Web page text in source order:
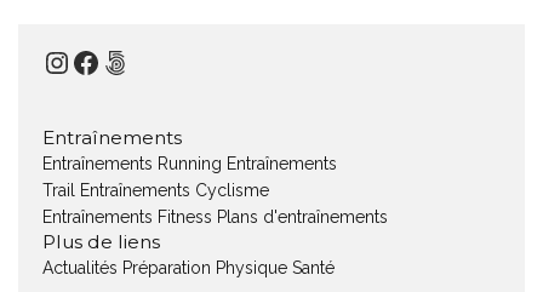
Instagram
Facebook
500px
Entraînements
Entraînements Running Entraînements
Trail
Entraînements Cyclisme
Entraînements Fitness Plans d'entraînements
Plus de liens
Actualités Préparation Physique Santé